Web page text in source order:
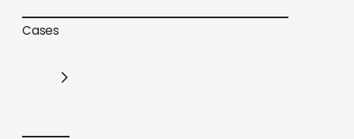
Trilhas de conteúdo
Cases